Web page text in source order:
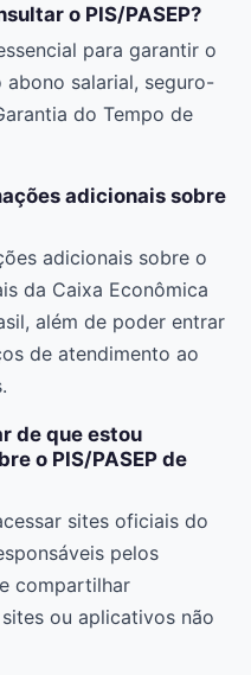
o PIS/PASEP?
para garantir o
salarial, seguro-
do Tempo de
adicionais sobre
adicionais sobre o
da Caixa Econômica
além de poder entrar
de atendimento ao
de que estou
o PIS/PASEP de
sites oficiais do
pelos
compartilhar
ou aplicativos não